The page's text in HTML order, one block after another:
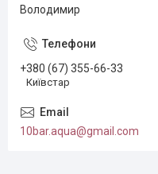
Володимир
+380 (67) 355-66-33
Київстар
10bar.aqua@gmail.com